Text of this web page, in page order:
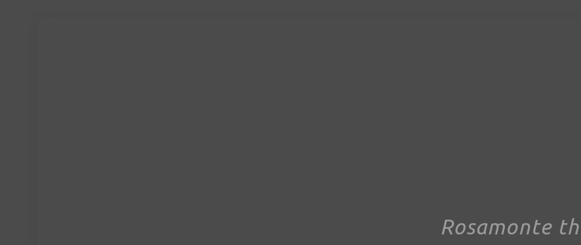
Rosamonte